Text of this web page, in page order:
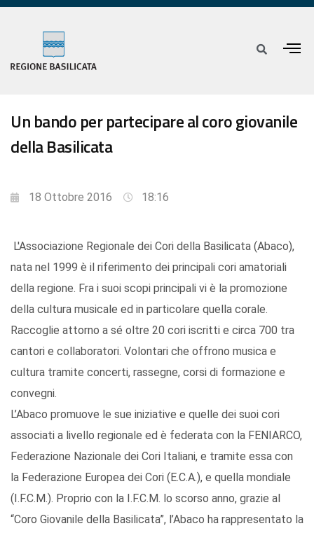
Un bando per partecipare al coro giovanile
della Basilicata
18 Ottobre 2016 18:16
L'Associazione Regionale dei Cori della Basilicata (Abaco),
nata nel 1999 è il riferimento dei principali cori amatoriali
della regione. Fra i suoi scopi principali vi è la promozione
della cultura musicale ed in particolare quella corale.
Raccoglie attorno a sé oltre 20 cori iscritti e circa 700 tra
cantori e collaboratori. Volontari che offrono musica e
cultura tramite concerti, rassegne, corsi di formazione e
convegni.
L’Abaco promuove le sue iniziative e quelle dei suoi cori
associati a livello regionale ed è federata con la FENIARCO,
Federazione Nazionale dei Cori Italiani, e tramite essa con
la Federazione Europea dei Cori (E.C.A.), e quella mondiale
(I.F.C.M.). Proprio con la I.F.C.M. lo scorso anno, grazie al
“Coro Giovanile della Basilicata”, l’Abaco ha rappresentato la